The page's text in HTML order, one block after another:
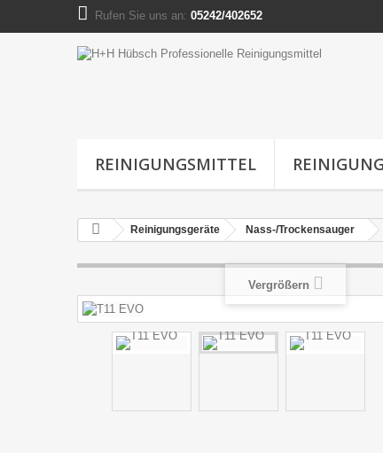
Rufen Sie uns an: 05242/402652
REINIGUNGSMITTEL
Reinigungsgeräte Nass-/Trockensauger
Vergrößern